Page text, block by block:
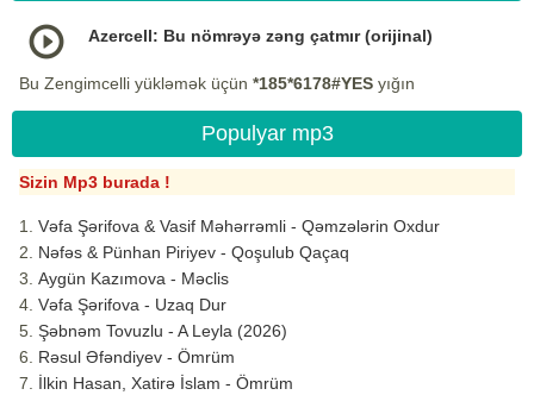
Azercell: Bu nömrəyə zəng çatmır (orijinal)
Bu Zengimcelli yükləmək üçün *185*6178#YES yığın
Populyar mp3
Sizin Mp3 burada !
Vəfa Şərifova & Vasif Məhərrəmli - Qəmzələrin Oxdur
Nəfəs & Pünhan Piriyev - Qoşulub Qaçaq
Aygün Kazımova - Məclis
Vəfa Şərifova - Uzaq Dur
Şəbnəm Tovuzlu - A Leyla (2026)
Rəsul Əfəndiyev - Ömrüm
İlkin Hasan, Xatirə İslam - Ömrüm